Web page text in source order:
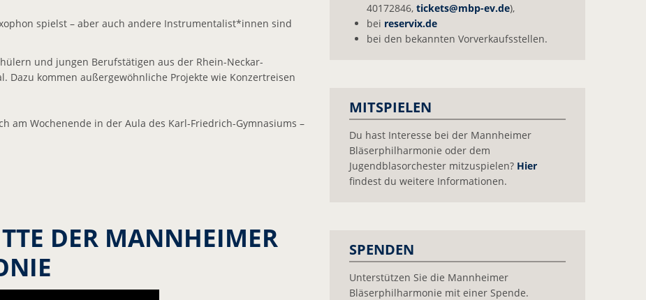
spielst – aber auch andere Instrumentalist*innen sind
und jungen Berufstätigen aus der Rhein-Neckar-
Dazu kommen außergewöhnliche Projekte wie Konzertreisen
am Wochenende in der Aula des Karl-Friedrich-Gymnasiums –
DER MANNHEIMER
40172846, tickets@mbp-ev.de),
bei reservix.de
bei den bekannten Vorverkaufsstellen.
MITSPIELEN
Du hast Interesse bei der Mannheimer
Bläserphilharmonie oder dem
Jugendblasorchester mitzuspielen? Hier
findest du weitere Informationen.
SPENDEN
Unterstützen Sie die Mannheimer
Bläserphilharmonie mit einer Spende.